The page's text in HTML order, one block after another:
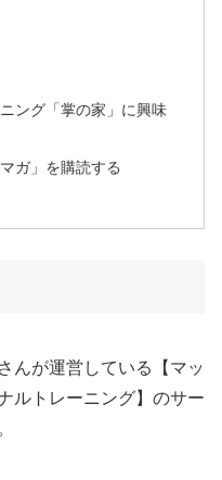
ング「掌の家」に興味
ガ」を購読する
んが運営している【マッ
ルトレーニング】のサー